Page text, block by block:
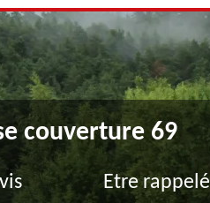
couverture 69
Etre rappelé